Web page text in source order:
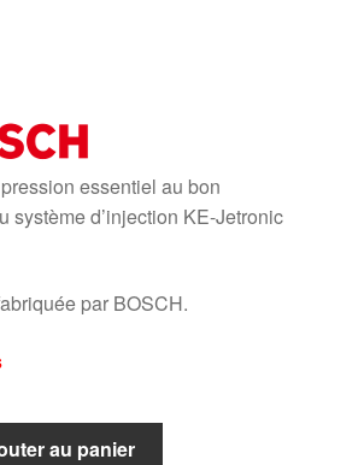
essentiel au bon
système d’injection KE-Jetronic
par BOSCH.
au panier